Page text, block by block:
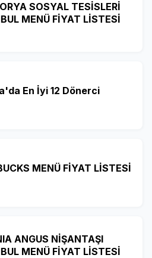
SOSYAL TESİSLERİ
MENÜ FİYAT LİSTESİ
En İyi 12 Dönerci
MENÜ FİYAT LİSTESİ
ANGUS NİŞANTAŞI
MENÜ FİYAT LİSTESİ